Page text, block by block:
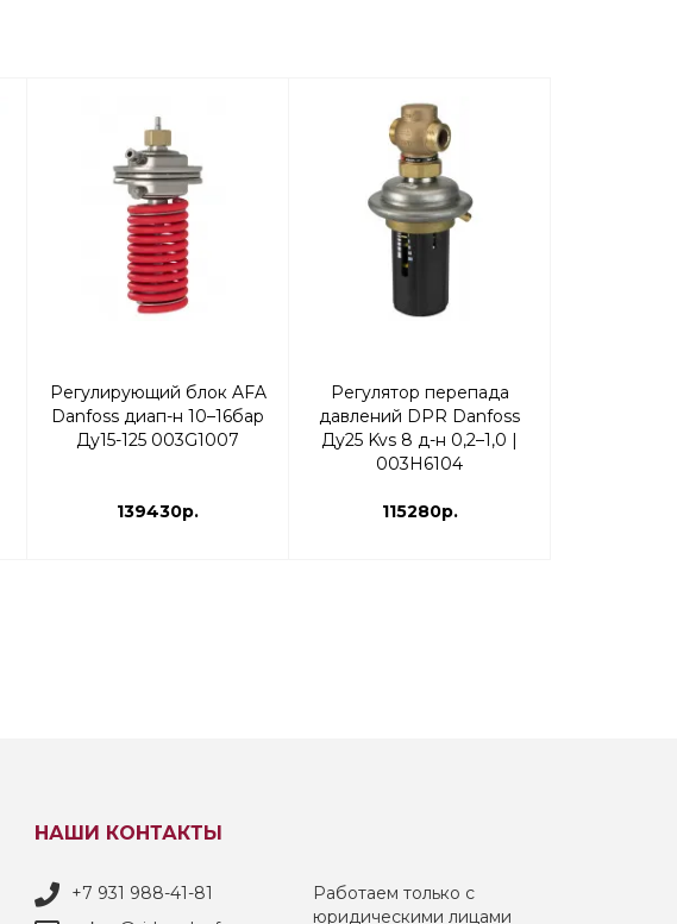
Регулирующий блок AFA
Danfoss диап-н 10–16бар
Ду15-125 003G1007
139430р.
Регулятор перепада
давлений DPR Danfoss
Ду25 Kvs 8 д-н 0,2–1,0 |
003H6104
115280р.
НАШИ КОНТАКТЫ
+7 931 988-41-81
Работаем только с
юридическими лицами